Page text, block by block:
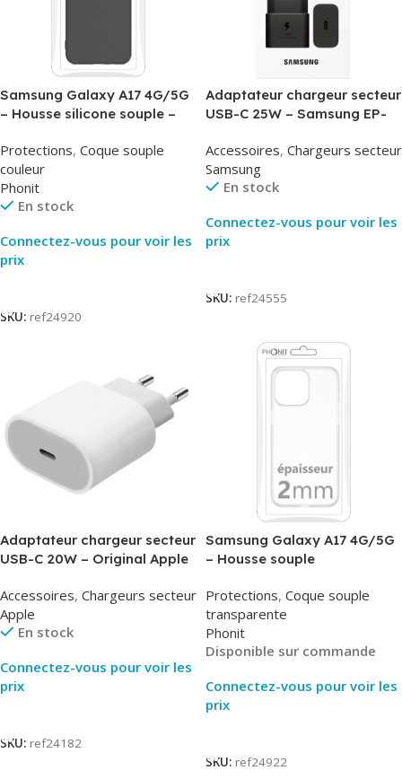
Samsung Galaxy A17 4G/5G
– Housse silicone souple –
Protections, Coque souple
couleur
Phonit
En stock
Connectez-vous pour voir les
prix
SKU: ref24920
Adaptateur chargeur secteur
USB-C 25W – Samsung EP-
Packaging Original
Accessoires, Chargeurs secteur
Samsung
En stock
Connectez-vous pour voir les
prix
SKU: ref24555
Adaptateur chargeur secteur
USB-C 20W – Original Apple
Accessoires, Chargeurs secteur
Apple
En stock
Connectez-vous pour voir les
prix
SKU: ref24182
Samsung Galaxy A17 4G/5G
– Housse souple
Protections, Coque souple
transparente
Phonit
Disponible sur commande
Connectez-vous pour voir les
prix
SKU: ref24922